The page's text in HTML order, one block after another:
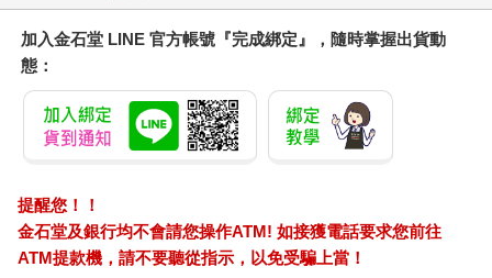
加入金石堂 LINE 官方帳號『完成綁定』，隨時掌握出貨動
態：
提醒您！！
金石堂及銀行均不會請您操作ATM! 如接獲電話要求您前往
ATM提款機，請不要聽從指示，以免受騙上當！